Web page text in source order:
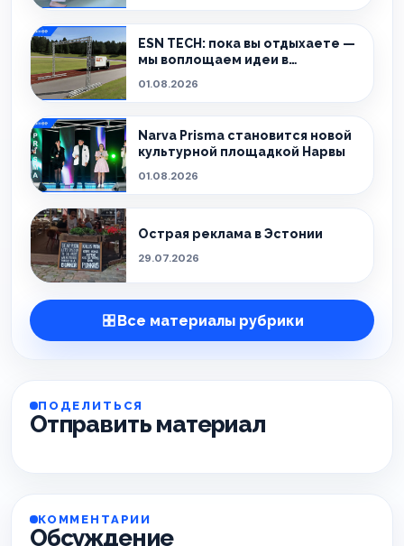
ESN TECH: пока вы отдыхаете —
мы воплощаем идеи в
01.08.2026
Narva Prisma становится новой
культурной площадкой Нарвы
01.08.2026
Острая реклама в Эстонии
29.07.2026
Все материалы рубрики
ПОДЕЛИТЬСЯ
Отправить материал
КОММЕНТАРИИ
Обсуждение